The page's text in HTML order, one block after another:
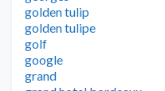
golden tulip
golden tulipe
golf
google
grand